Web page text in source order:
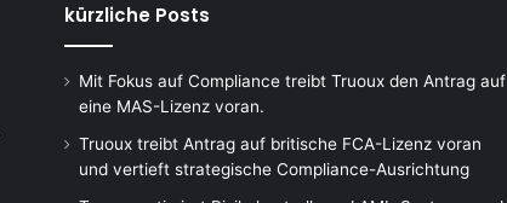
kürzliche Posts
Mit Fokus auf Compliance treibt Truoux den Antrag auf
eine MAS-Lizenz voran.
Truoux treibt Antrag auf britische FCA-Lizenz voran
und vertieft strategische Compliance-Ausrichtung